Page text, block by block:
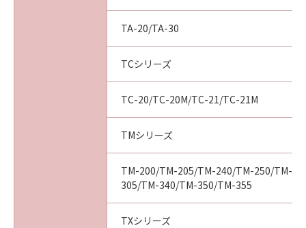
お客様は、日本国政府または関連する外国政府
ウエア」の全部または一部を、直接または間接
に輸出してはなりません。
(1) 本契約は、お客様が「本ソフトウエア」を
インストールされた時点で発効し、下記(2)また
は(3)により終了されるまで有効に存続します。
(2) お客様は、「本ソフトウエア」及びその複
製物のすべてを廃棄及び消去することにより、
本契約を終了させることができます。
(3) キヤノンは、お客様が本契約のいずれかの条
TA-20/TA-30
TCシリーズ
TC-20/TC-20M/TC-21/TC-21M
TMシリーズ
TM-200/TM-205/TM-240/TM-250/TM-
305/TM-340/TM-350/TM-355
TXシリーズ